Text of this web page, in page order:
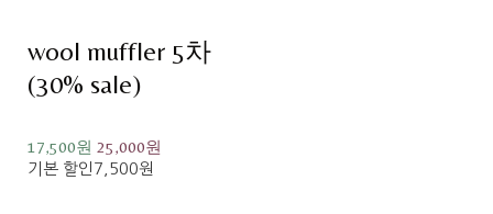
wool muffler 5차
(30% sale)
17,500원 25,000원
기본 할인 7,500원